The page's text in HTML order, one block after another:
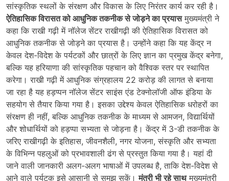
सांस्कृतिक स्थलों के संरक्षण और विकास के लिए निरंतर कार्य कर रही है।
ऐतिहासिक विरासत को आधुनिक तकनीक से जोड़ने का प्रयासमुख्यमंत्री ने
कहा कि राखी गढ़ी में नॉलेज सेंटर राखीगढ़ी की ऐतिहासिक विरासत को
आधुनिक तकनीक से जोड़ने का प्रयास है। उन्होंने कहा कि यह केंद्र न
केवल देश-विदेश के पर्यटकों और छात्रों के लिए ज्ञान का प्रमुख केंद्र बनेगा,
बल्कि यह हरियाणा की सांस्कृतिक पहचान को वैश्विक स्तर पर स्थापित
करेगा। राखी गढ़ी में आधुनिक संग्रहालय 22 करोड़ की लागत से बनाया
जा रहा है यह हड़प्पन नॉलेज सेंटर साइंस एंड टेक्नोलॉजी ऑफ इंडिया के
सहयोग से तैयार किया गया है। इसका उद्देश्य केवल ऐतिहासिक धरोहरों का
संरक्षण ही नहीं, बल्कि आधुनिक तकनीक के माध्यम से आमजन, विद्यार्थियों
और शोधार्थियों को हड़प्पा सभ्यता से जोड़ना है। केंद्र में 3-डी तकनीक के
जरिए राखीगढ़ी के इतिहास, जीवनशैली, नगर योजना, संस्कृति और सभ्यता
के विभिन्न पहलुओं को प्रभावशाली ढंग से प्रस्तुत किया गया है। यहां दी
जाने वाली जानकारी अलग-अलग भाषाओं में उपलब्ध है, ताकि देश-विदेश से
आने वाले पर्यटक इसे आसानी से समझ सकें।मंत्री भी रहे साथमुख्यमंत्री